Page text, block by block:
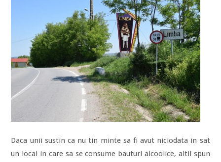
Daca unii sustin ca nu tin minte sa fi avut niciodata in sat
un local in care sa se consume bauturi alcoolice, altii spun